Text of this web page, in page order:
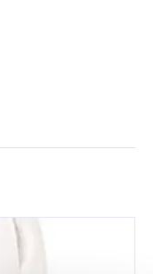
usuarios protegida
alta precisión